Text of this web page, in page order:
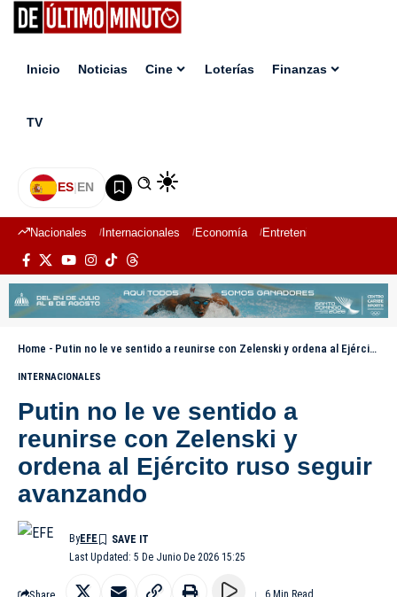
Inicio Noticias Cine Loterías Finanzas
TV
ES|EN
Nacionales Internacionales Economía Entretenimiento
Home - Putin no le ve sentido a reunirse con Zelenski y ordena al Ejército ruso seguir avanzando
INTERNACIONALES
Putin no le ve sentido a
reunirse con Zelenski y
ordena al Ejército ruso seguir
avanzando
Last Updated: 5 De Junio De 2026 15:25
ByEFE